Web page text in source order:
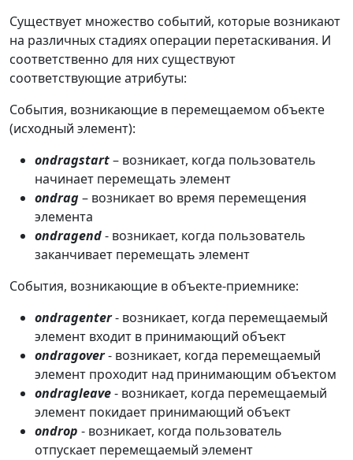
Существует множество событий, которые возникают
на различных стадиях операции перетаскивания. И
соответственно для них существуют
соответствующие атрибуты:
События, возникающие в перемещаемом объекте
(исходный элемент):
ondragstart– возникает, когда пользователь
начинает перемещать элемент
ondrag– возникает во время перемещения
элемента
ondragend- возникает, когда пользователь
заканчивает перемещать элемент
События, возникающие в объекте-приемнике:
ondragenter- возникает, когда перемещаемый
элемент входит в принимающий объект
ondragover- возникает, когда перемещаемый
элемент проходит над принимающим объектом
ondragleave- возникает, когда перемещаемый
элемент покидает принимающий объект
ondrop - возникает, когда пользователь
отпускает перемещаемый элемент